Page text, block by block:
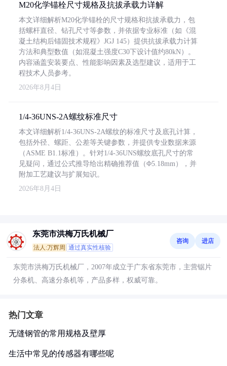
M20化学锚栓尺寸规格及抗拔承载力详解
本文详细解析M20化学锚栓的尺寸规格和抗拔承载力，包
括螺杆直径、钻孔尺寸等参数，并依据专业标准（如《混
凝土结构后锚固技术规程》JGJ 145）提供抗拔承载力计算
方法和典型数值（如混凝土强度C30下设计值约80kN）。
内容涵盖安装要点、性能影响因素及选型建议，适用于工
程技术人员参考。
2026年8月4日
1/4-36UNS-2A螺纹标准尺寸
本文详细解析1/4-36UNS-2A螺纹的标准尺寸及底孔计算，
包括外径、螺距、公差等关键参数，并提供专业数据来源
（ASME B1.1标准）。针对1/4-36UNS螺纹底孔尺寸的常
见疑问，通过公式推导给出精确推荐值（Φ5.18mm），并
附加工艺建议与扩展知识。
2026年8月4日
东莞市洪梅万氏机械厂
法人:万辉周 通过真实性核验
咨询 进店
东莞市洪梅万氏机械厂，2007年成立于广东省东莞市，主营锯片
分条机、高速分条机等，产品多样，权威可靠。
热门文章
无缝钢管的常用规格及壁厚
生活中常见的传感器有哪些呢